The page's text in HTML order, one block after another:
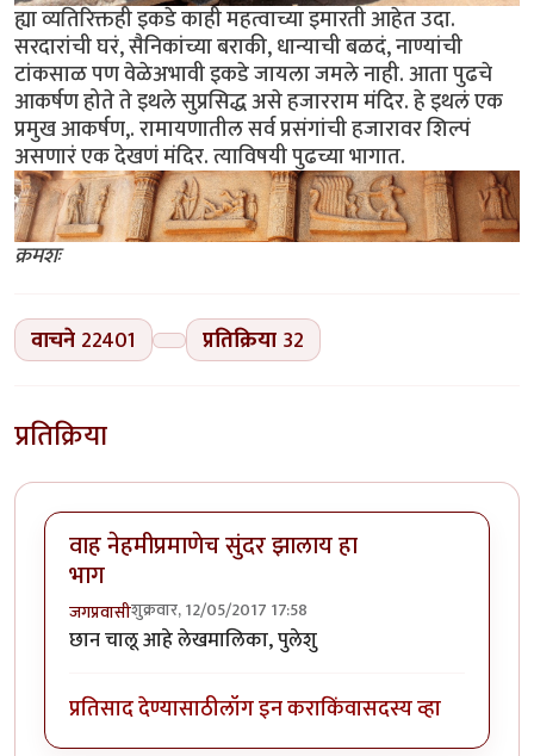
ह्या व्यतिरिक्तही इकडे काही महत्वाच्या इमारती आहेत उदा.
सरदारांची घरं, सैनिकांच्या बराकी, धान्याची बळदं, नाण्यांची
टांकसाळ पण वेळेअभावी इकडे जायला जमले नाही. आता पुढचे
आकर्षण होते ते इथले सुप्रसिद्ध असे हजारराम मंदिर. हे इथलं एक
प्रमुख आकर्षण,. रामायणातील सर्व प्रसंगांची हजारावर शिल्पं
असणारं एक देखणं मंदिर. त्याविषयी पुढच्या भागात.
क्रमशः
वाचने 22401 प्रतिक्रिया 32
प्रतिक्रिया
वाह नेहमीप्रमाणेच सुंदर झालाय हा
भाग
जगप्रवासीशुक्रवार, 12/05/2017 17:58
छान चालू आहे लेखमालिका, पुलेशु
प्रतिसाद देण्यासाठीलॉग इन कराकिंवासदस्य व्हा